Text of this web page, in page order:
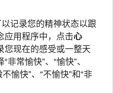
记录您的精神状态以跟
应用程序中，点击心
您现在的感受或一整天
常愉快”、“愉快”、
愉快”、“不愉快”和“非